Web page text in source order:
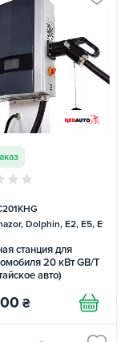
Dolphin, E2, E5, E9,
станция для
20 кВт GB/T
авто)
₴